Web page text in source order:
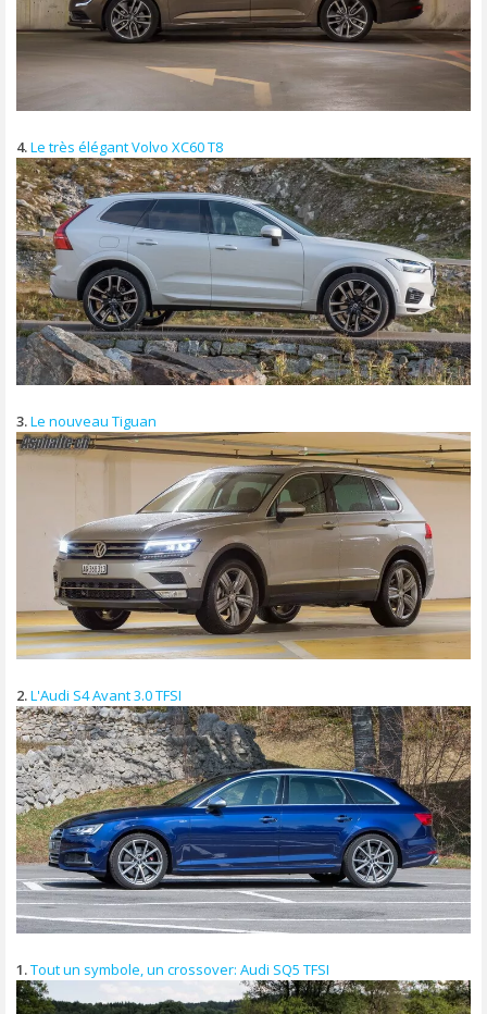
4.Le très élégant Volvo XC60 T8
3.Le nouveau Tiguan
2.L'Audi S4 Avant 3.0 TFSI
1.Tout un symbole, un crossover: Audi SQ5 TFSI